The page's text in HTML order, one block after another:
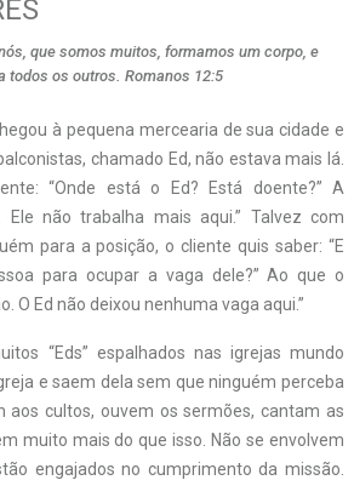
que somos muitos, formamos um corpo, e
todos os outros. Romanos 12:5
à pequena mercearia de sua cidade e
chamado Ed, não estava mais lá.
“Onde está o Ed? Está doente?” A
Ele não trabalha mais aqui.” Talvez com
para a posição, o cliente quis saber: “E
para ocupar a vaga dele?” Ao que o
O Ed não deixou nenhuma vaga aqui.”
“Eds” espalhados nas igrejas mundo
e saem dela sem que ninguém perceba
aos cultos, ouvem os sermões, cantam as
muito mais do que isso. Não se envolvem
engajados no cumprimento da missão.